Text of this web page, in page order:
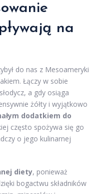
na
do nas z Mesoameryki
Łączy w sobie
a gdy osiąga
żółty i wyjątkowo
dodatkiem do
często spożywa się go
o jego kulinarnej
diety, ponieważ
bogactwu składników